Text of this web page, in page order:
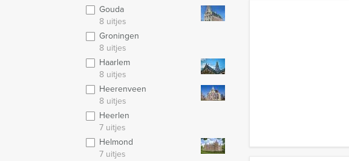
Gouda
8 uitjes
Groningen
8 uitjes
Haarlem
8 uitjes
Heerenveen
8 uitjes
Heerlen
7 uitjes
Helmond
7 uitjes